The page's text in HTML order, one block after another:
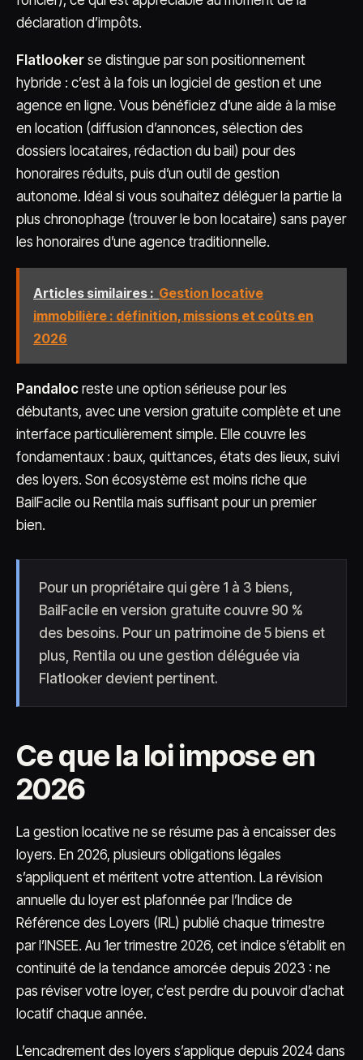
déclaration d’impôts.
Flatlooker se distingue par son positionnement
hybride : c’est à la fois un logiciel de gestion et une
agence en ligne. Vous bénéficiez d’une aide à la mise
en location (diffusion d’annonces, sélection des
dossiers locataires, rédaction du bail) pour des
honoraires réduits, puis d’un outil de gestion
autonome. Idéal si vous souhaitez déléguer la partie la
plus chronophage (trouver le bon locataire) sans payer
les honoraires d’une agence traditionnelle.
Articles similaires : Gestion locative
immobilière : définition, missions et coûts en
2026
Pandaloc reste une option sérieuse pour les
débutants, avec une version gratuite complète et une
interface particulièrement simple. Elle couvre les
fondamentaux : baux, quittances, états des lieux, suivi
des loyers. Son écosystème est moins riche que
BailFacile ou Rentila mais suffisant pour un premier
bien.
Pour un propriétaire qui gère 1 à 3 biens,
BailFacile en version gratuite couvre 90 %
des besoins. Pour un patrimoine de 5 biens et
plus, Rentila ou une gestion déléguée via
Flatlooker devient pertinent.
Ce que la loi impose en
2026
La gestion locative ne se résume pas à encaisser des
loyers. En 2026, plusieurs obligations légales
s’appliquent et méritent votre attention. La révision
annuelle du loyer est plafonnée par l’Indice de
Référence des Loyers (IRL) publié chaque trimestre
par l’INSEE. Au 1er trimestre 2026, cet indice s’établit en
continuité de la tendance amorcée depuis 2023 : ne
pas réviser votre loyer, c’est perdre du pouvoir d’achat
locatif chaque année.
L’encadrement des loyers s’applique depuis 2024 dans